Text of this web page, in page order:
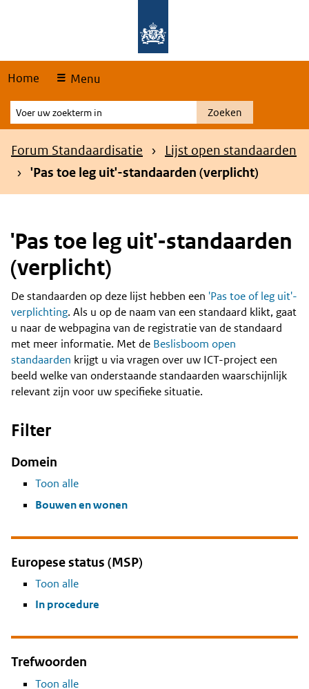
Home Menu
Voer
uw
zoekterm
Zoeken
Kruimelpad
Forum Standaardisatie
Lijst open standaarden
'Pas toe leg uit'-standaarden (verplicht)
'Pas toe leg uit'-standaarden
(verplicht)
Content
De standaarden op deze lijst hebben een 'Pas toe of leg uit'-
verplichting. Als u op de naam van een standaard klikt, gaat
u naar de webpagina van de registratie van de standaard
met meer informatie. Met de Beslisboom open
standaarden krijgt u via vragen over uw ICT-project een
beeld welke van onderstaande standaarden waarschijnlijk
relevant zijn voor uw specifieke situatie.
Filter
Domein
Toon alle
Bouwen en wonen
Europese status (MSP)
Toon alle
In procedure
Trefwoorden
Toon alle